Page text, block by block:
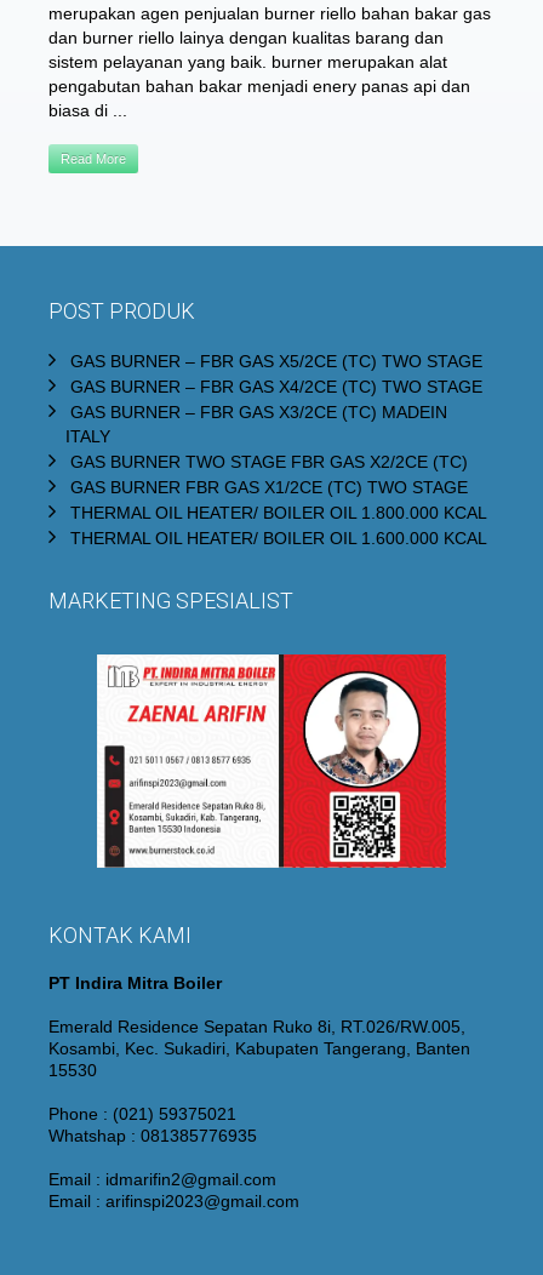
merupakan agen penjualan burner riello bahan bakar gas
dan burner riello lainya dengan kualitas barang dan
sistem pelayanan yang baik. burner merupakan alat
pengabutan bahan bakar menjadi enery panas api dan
biasa di ...
Read More
POST PRODUK
GAS BURNER – FBR GAS X5/2CE (TC) TWO STAGE
GAS BURNER – FBR GAS X4/2CE (TC) TWO STAGE
GAS BURNER – FBR GAS X3/2CE (TC) MADEIN
ITALY
GAS BURNER TWO STAGE FBR GAS X2/2CE (TC)
GAS BURNER FBR GAS X1/2CE (TC) TWO STAGE
THERMAL OIL HEATER/ BOILER OIL 1.800.000 KCAL
THERMAL OIL HEATER/ BOILER OIL 1.600.000 KCAL
MARKETING SPESIALIST
KONTAK KAMI
PT Indira Mitra Boiler
Emerald Residence Sepatan Ruko 8i, RT.026/RW.005,
Kosambi, Kec. Sukadiri, Kabupaten Tangerang, Banten
15530
Phone : (021) 59375021
Whatshap : 081385776935
Email : idmarifin2@gmail.com
Email : arifinspi2023@gmail.com